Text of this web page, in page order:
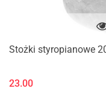
Stożki styropianowe
23.00